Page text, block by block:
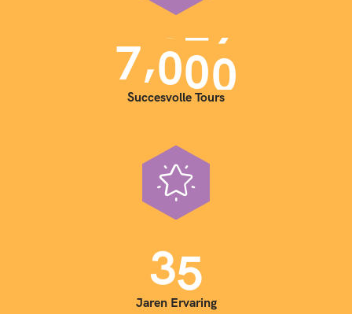
7,000
Succesvolle Tours
35
Jaren Ervaring